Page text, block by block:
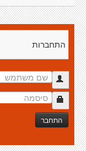
התחברות
התחבר